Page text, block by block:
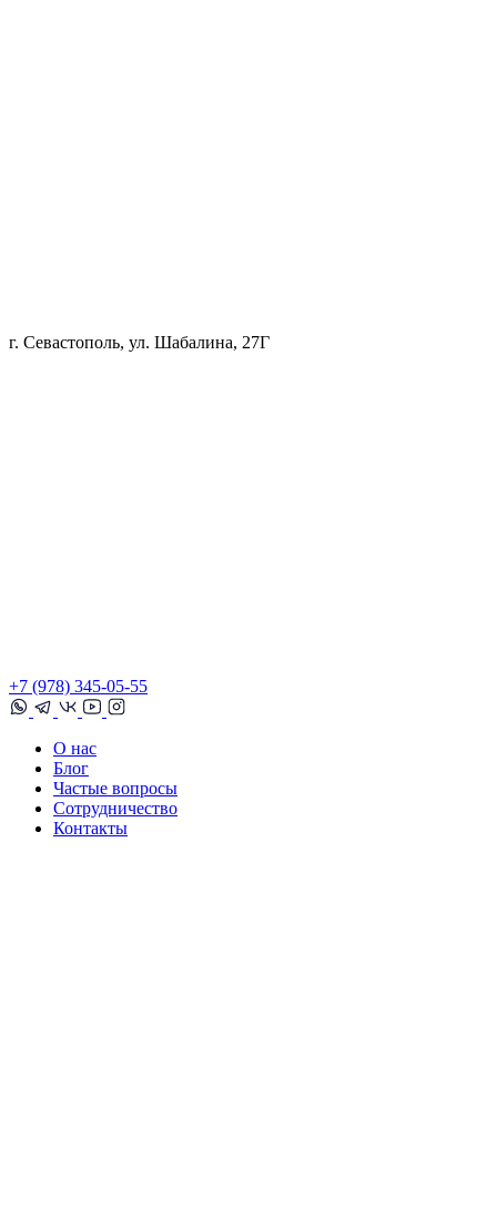
г. Севастополь, ул. Шабалина, 27Г
+7 (978) 345-05-55
О нас
Блог
Частые вопросы
Сотрудничество
Контакты